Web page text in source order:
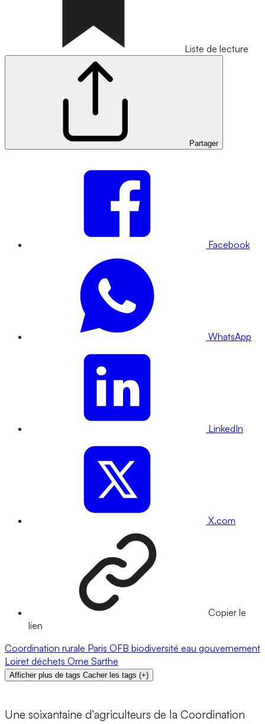
Liste de lecture
Partager
Facebook
WhatsApp
LinkedIn
X.com
Copier le
lien
Coordination rurale Paris OFB biodiversité eau gouvernement
Loiret déchets Orne Sarthe
Afficher plus de tags Cacher les tags (+)
Une soixantaine d’agriculteurs de la Coordination